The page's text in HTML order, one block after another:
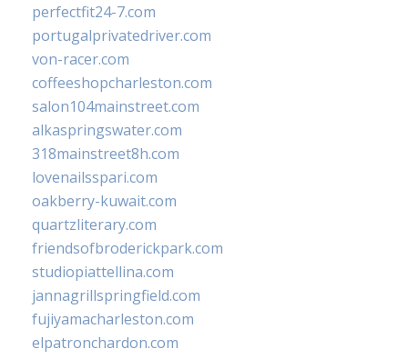
perfectfit24-7.com
portugalprivatedriver.com
von-racer.com
coffeeshopcharleston.com
salon104mainstreet.com
alkaspringswater.com
318mainstreet8h.com
lovenailsspari.com
oakberry-kuwait.com
quartzliterary.com
friendsofbroderickpark.com
studiopiattellina.com
jannagrillspringfield.com
fujiyamacharleston.com
elpatronchardon.com